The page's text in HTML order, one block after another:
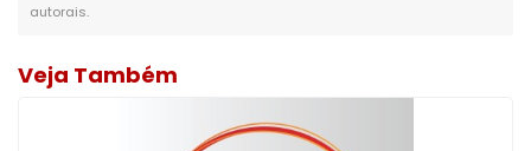
autorais.
Veja Também